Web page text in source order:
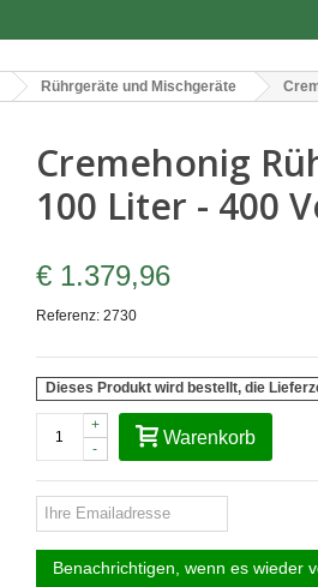
Rührgeräte und Mischgeräte
Cremehonig
100 Liter - 400
€ 1.379,96
Referenz: 2730
Dieses Produkt wird bestellt, die
-
+
Warenkorb
Benachrichtigen, wenn es wieder